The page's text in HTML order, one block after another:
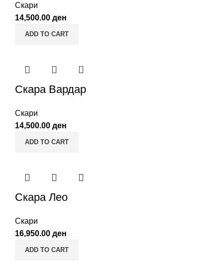
Скари
14,500.00 ден
ADD TO CART
Скара Вардар
Скари
14,500.00 ден
ADD TO CART
Скара Лео
Скари
16,950.00 ден
ADD TO CART